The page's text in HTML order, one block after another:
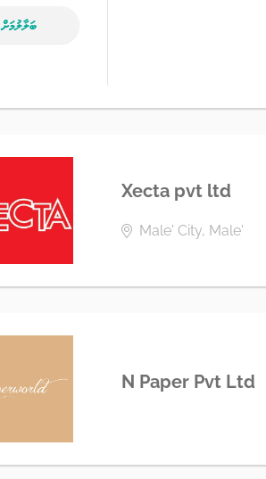
ބަލާލުމަށް
Xecta pvt ltd
Male' City, Male'
N Paper Pvt Ltd